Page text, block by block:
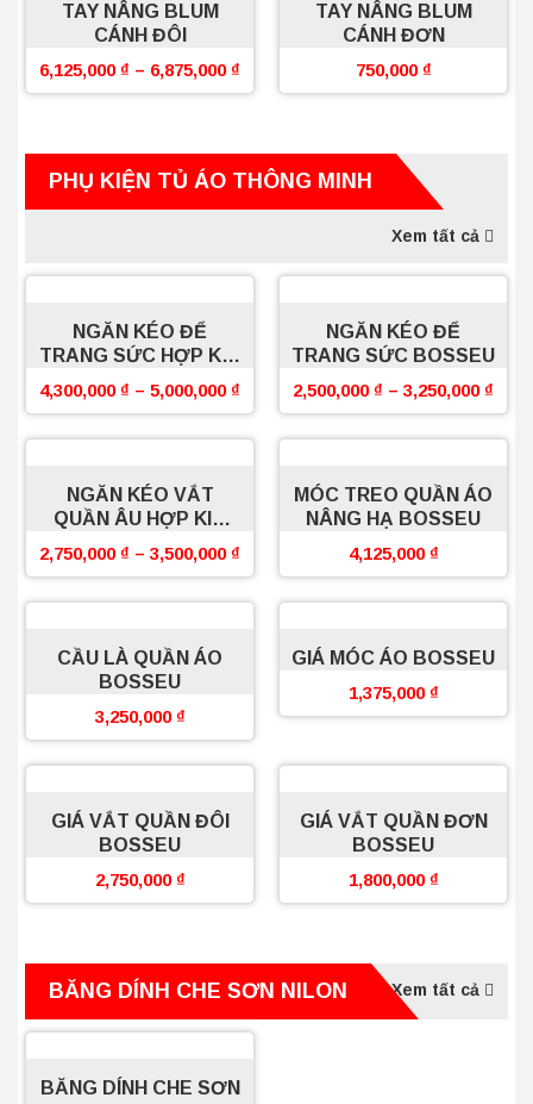
TAY NÂNG BLUM
CÁNH ĐÔI
6,125,000 ₫ – 6,875,000 ₫
TAY NÂNG BLUM
CÁNH ĐƠN
750,000 ₫
PHỤ KIỆN TỦ ÁO THÔNG MINH
Xem tất cả
NGĂN KÉO ĐỂ
TRANG SỨC HỢP KIM
NHÔM BOSSEU
4,300,000 ₫ – 5,000,000 ₫
NGĂN KÉO ĐỂ
TRANG SỨC BOSSEU
2,500,000 ₫ – 3,250,000 ₫
NGĂN KÉO VẮT
QUẦN ÂU HỢP KIM
NHÔM BOSSEU
2,750,000 ₫ – 3,500,000 ₫
MÓC TREO QUẦN ÁO
NÂNG HẠ BOSSEU
4,125,000 ₫
CẦU LÀ QUẦN ÁO
BOSSEU
3,250,000 ₫
GIÁ MÓC ÁO BOSSEU
1,375,000 ₫
GIÁ VẮT QUẦN ĐÔI
BOSSEU
2,750,000 ₫
GIÁ VẮT QUẦN ĐƠN
BOSSEU
1,800,000 ₫
BĂNG DÍNH CHE SƠN NILON Xem tất cả
BĂNG DÍNH CHE SƠN